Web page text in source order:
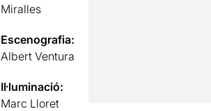
Miralles
Escenografia:
Albert Ventura
Il·luminació:
Marc Lloret